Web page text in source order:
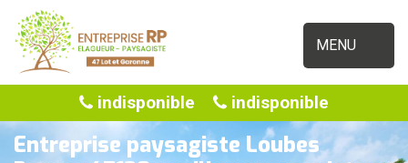
MENU
indisponible indisponible
Entreprise paysagiste Loubes